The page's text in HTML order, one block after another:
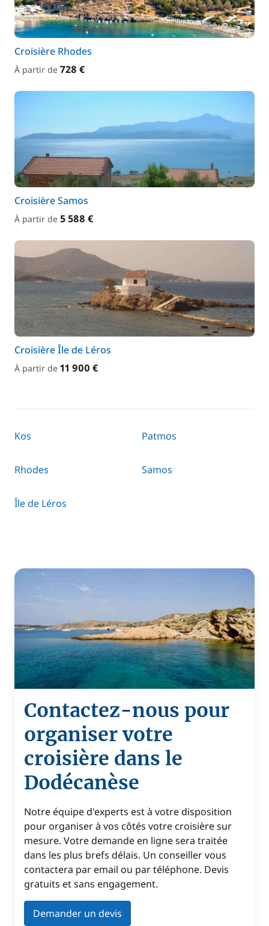
Croisière Rhodes
À partir de 728 €
Croisière Samos
À partir de 5 588 €
Croisière Île de Léros
À partir de 11 900 €
Kos Patmos
Rhodes Samos
Île de Léros
Contactez-nous pour
organiser votre
croisière dans le
Dodécanèse
Notre équipe d'experts est à votre disposition
pour organiser à vos côtés votre croisière sur
mesure. Votre demande en ligne sera traitée
dans les plus brefs délais. Un conseiller vous
contactera par email ou par téléphone. Devis
gratuits et sans engagement.
Demander un devis